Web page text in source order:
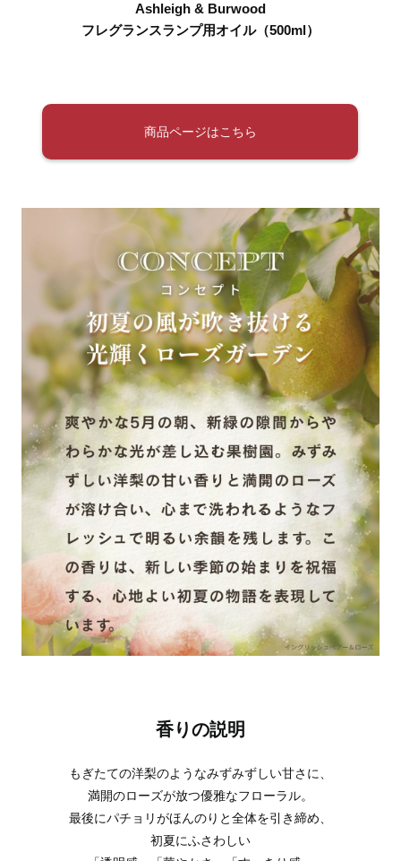
Ashleigh & Burwood
フレグランスランプ用オイル（500ml）
商品ページはこちら
香りの説明
もぎたての洋梨のようなみずみずしい甘さに、
満開のローズが放つ優雅なフローラル。
最後にパチョリがほんのりと全体を引き締め、
初夏にふさわしい